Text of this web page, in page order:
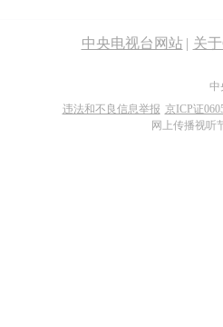
中央电视台网站 | 关
中
违法和不良信息举报 京ICP证
网上传播视听